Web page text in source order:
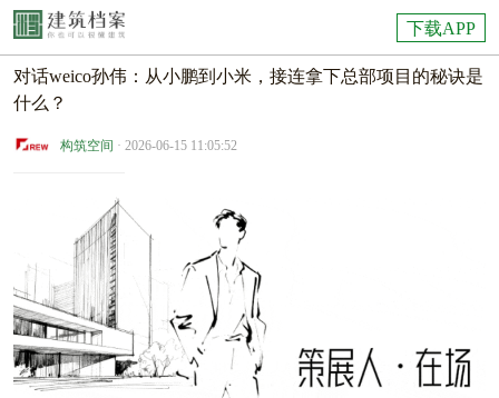
下载APP
对话weico孙伟：从小鹏到小米，接连拿下总部项目的秘诀是
什么？
构筑空间 · 2026-06-15 11:05:52